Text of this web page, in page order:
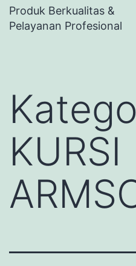
Produk Berkualitas &
Pelayanan Profesional
KURSI